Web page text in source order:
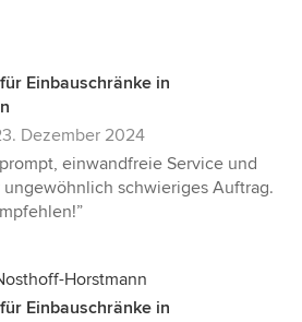
Einbauschränke in
Dezember 2024
einwandfreie Service und
schwieriges Auftrag.
Horstmann
Einbauschränke in